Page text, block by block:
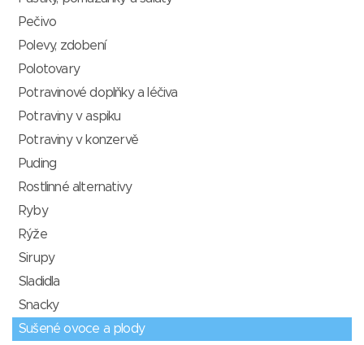
Pečivo
Polevy, zdobení
Polotovary
Potravinové doplňky a léčiva
Potraviny v aspiku
Potraviny v konzervě
Puding
Rostlinné alternativy
Ryby
Rýže
Sirupy
Sladidla
Snacky
Sušené ovoce a plody